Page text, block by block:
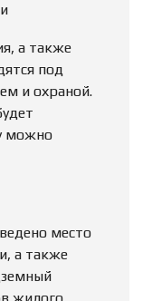
а также
под
и охраной.
можно
место
а также